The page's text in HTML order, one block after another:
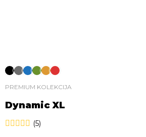
PREMIUM KOLEKCIJA
Dynamic XL
(5)